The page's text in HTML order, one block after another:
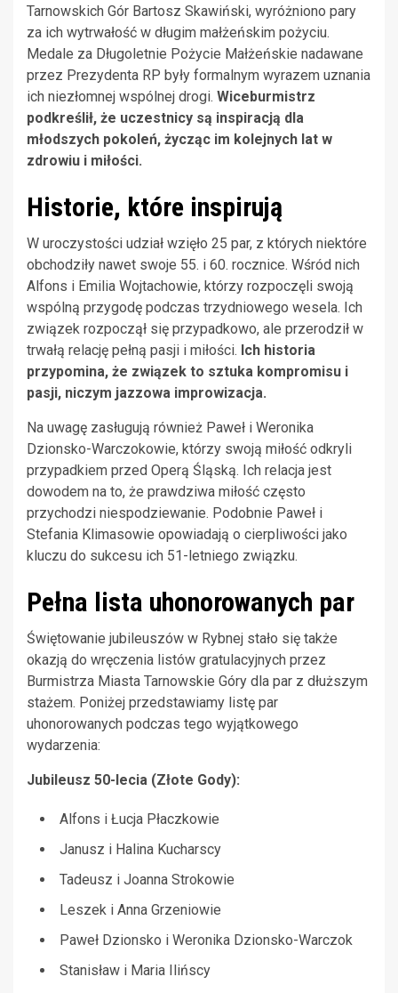
Tarnowskich Gór Bartosz Skawiński, wyróżniono pary
za ich wytrwałość w długim małżeńskim pożyciu.
Medale za Długoletnie Pożycie Małżeńskie nadawane
przez Prezydenta RP były formalnym wyrazem uznania
ich niezłomnej wspólnej drogi. Wiceburmistrz
podkreślił, że uczestnicy są inspiracją dla
młodszych pokoleń, życząc im kolejnych lat w
zdrowiu i miłości.
Historie, które inspirują
W uroczystości udział wzięło 25 par, z których niektóre
obchodziły nawet swoje 55. i 60. rocznice. Wśród nich
Alfons i Emilia Wojtachowie, którzy rozpoczęli swoją
wspólną przygodę podczas trzydniowego wesela. Ich
związek rozpoczął się przypadkowo, ale przerodził w
trwałą relację pełną pasji i miłości. Ich historia
przypomina, że związek to sztuka kompromisu i
pasji, niczym jazzowa improwizacja.
Na uwagę zasługują również Paweł i Weronika
Dzionsko-Warczokowie, którzy swoją miłość odkryli
przypadkiem przed Operą Śląską. Ich relacja jest
dowodem na to, że prawdziwa miłość często
przychodzi niespodziewanie. Podobnie Paweł i
Stefania Klimasowie opowiadają o cierpliwości jako
kluczu do sukcesu ich 51-letniego związku.
Pełna lista uhonorowanych par
Świętowanie jubileuszów w Rybnej stało się także
okazją do wręczenia listów gratulacyjnych przez
Burmistrza Miasta Tarnowskie Góry dla par z dłuższym
stażem. Poniżej przedstawiamy listę par
uhonorowanych podczas tego wyjątkowego
wydarzenia:
Jubileusz 50-lecia (Złote Gody):
Alfons i Łucja Płaczkowie
Janusz i Halina Kucharscy
Tadeusz i Joanna Strokowie
Leszek i Anna Grzeniowie
Paweł Dzionsko i Weronika Dzionsko-Warczok
Stanisław i Maria Ilińscy